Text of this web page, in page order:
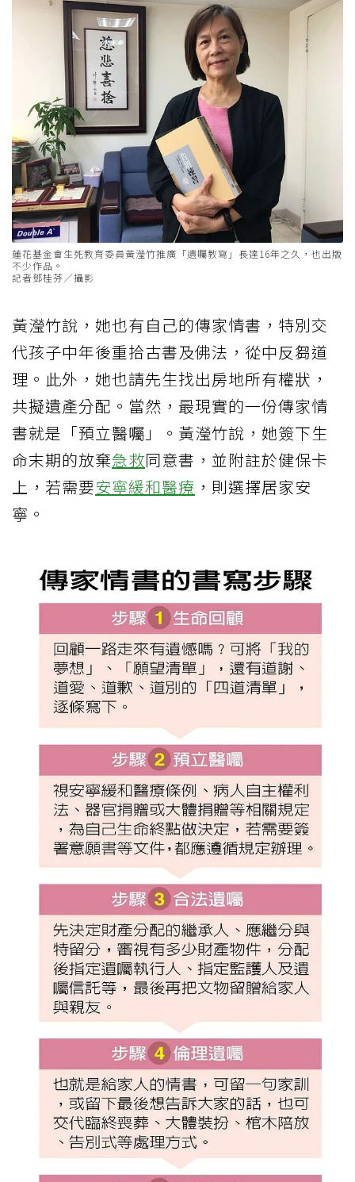
蓮花基金會生死教育委員黃瀅竹推廣「遺囑教寫」長達16年之久，也出版
不少作品。
記者鄧桂芬／攝影
黃瀅竹說，她也有自己的傳家情書，特別交
代孩子中年後重拾古書及佛法，從中反芻道
理。此外，她也請先生找出房地所有權狀，
共擬遺產分配。當然，最現實的一份傳家情
書就是「預立醫囑」。黃瀅竹說，她簽下生
命末期的放棄急救同意書，並附註於健保卡
上，若需要安寧緩和醫療 ，則選擇居家安
寧。